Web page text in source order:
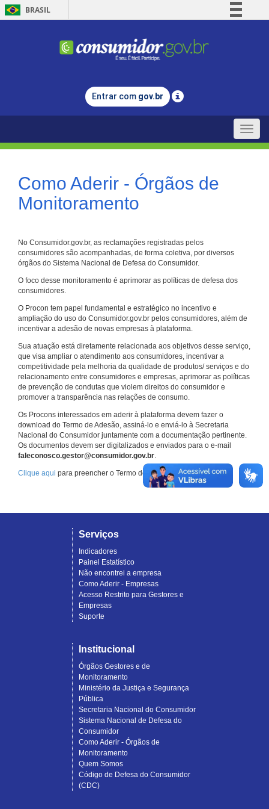
BRASIL
Comunica BR
Legislação
Entrar com gov.br
Toggle
Como Aderir - Órgãos de
Monitoramento
No Consumidor.gov.br, as reclamações registradas pelos
consumidores são acompanhadas, de forma coletiva, por diversos
órgãos do Sistema Nacional de Defesa do Consumidor.
O foco desse monitoramento é aprimorar as políticas de defesa dos
consumidores.
O Procon tem papel fundamental e estratégico no incentivo e
ampliação do uso do Consumidor.gov.br pelos consumidores, além de
incentivar a adesão de novas empresas à plataforma.
Sua atuação está diretamente relacionada aos objetivos desse serviço,
que visa ampliar o atendimento aos consumidores, incentivar a
competitividade pela melhoria da qualidade de produtos/ serviços e do
relacionamento entre consumidores e empresas, aprimorar as políticas
de prevenção de condutas que violem direitos do consumidor e
promover a transparência nas relações de consumo.
Os Procons interessados em aderir à plataforma devem fazer o
download do Termo de Adesão, assiná-lo e enviá-lo à Secretaria
Nacional do Consumidor juntamente com a documentação pertinente.
Os documentos devem ser digitalizados e enviados para o e-mail
faleconosco.gestor@consumidor.gov.br.
Clique aqui para preencher o Termo de Adesão.
Serviços
Indicadores
Painel Estatístico
Não encontrei a empresa
Como Aderir - Empresas
Acesso Restrito para Gestores e
Empresas
Suporte
Institucional
Órgãos Gestores e de
Monitoramento
Ministério da Justiça e Segurança
Pública
Secretaria Nacional do Consumidor
Sistema Nacional de Defesa do
Consumidor
Como Aderir - Órgãos de
Monitoramento
Quem Somos
Código de Defesa do Consumidor
(CDC)